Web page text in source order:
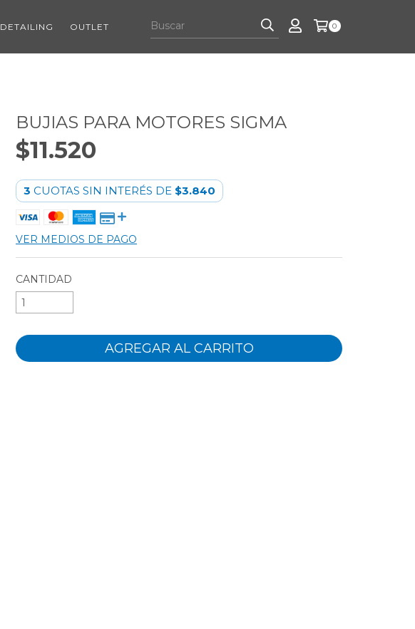
DETAILING OUTLET 0
BUJIAS PARA MOTORES SIGMA
$11.520
3 CUOTAS SIN INTERÉS DE $3.840
VER MEDIOS DE PAGO
CANTIDAD